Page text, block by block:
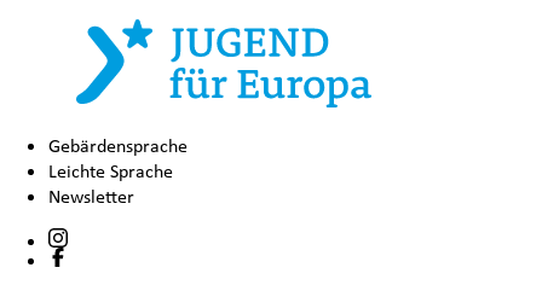
Gebärdensprache
Leichte Sprache
Newsletter